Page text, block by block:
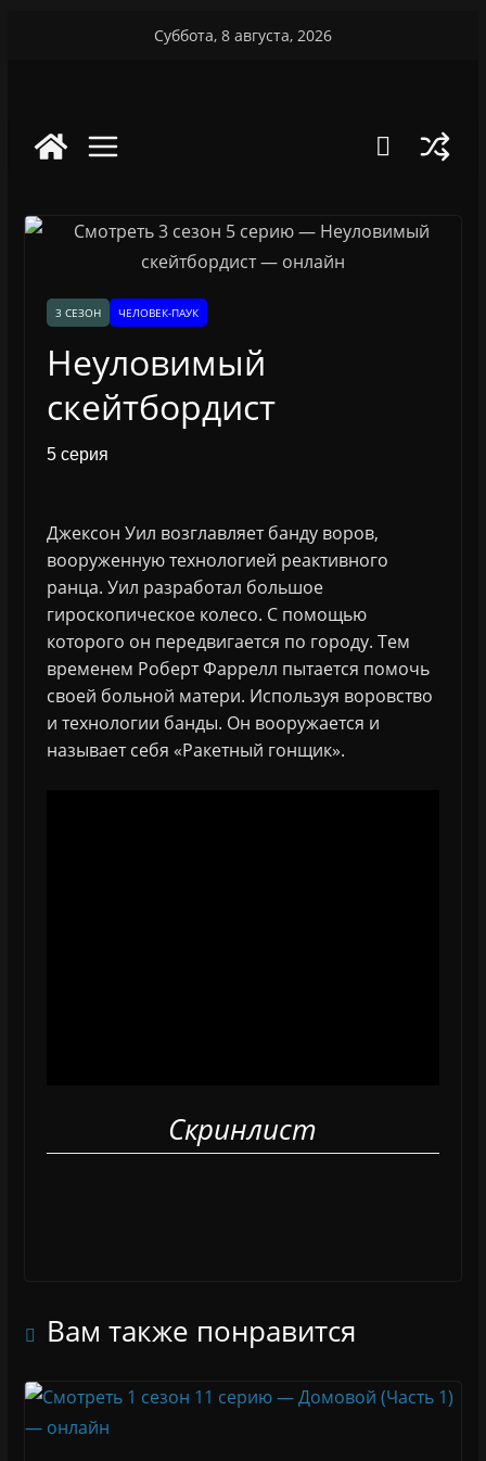
Суббота, 8 августа, 2026
3 СЕЗОН ЧЕЛОВЕК-ПАУК
Неуловимый
скейтбордист
5 серия
Джексон Уил возглавляет банду воров,
вооруженную технологией реактивного
ранца. Уил разработал большое
гироскопическое колесо. С помощью
которого он передвигается по городу. Тем
временем Роберт Фаррелл пытается помочь
своей больной матери. Используя воровство
и технологии банды. Он вооружается и
называет себя «Ракетный гонщик».
Скринлист
Вам также понравится